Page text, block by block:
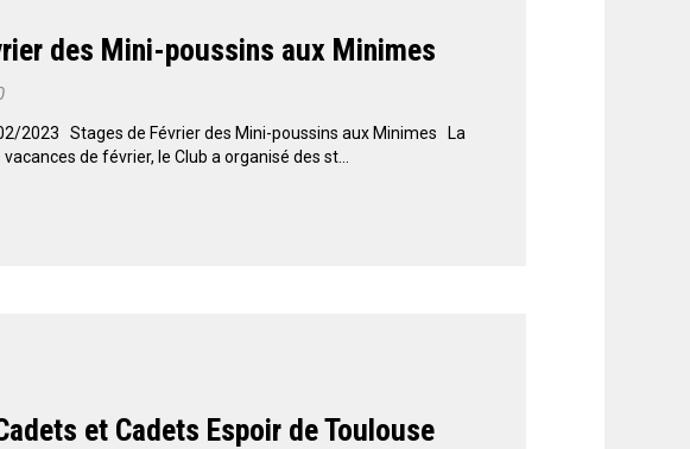
des Mini-poussins aux Minimes
2023 Stages de Février des Mini-poussins aux Minimes La
de février, le Club a organisé des st...
et Cadets Espoir de Toulouse